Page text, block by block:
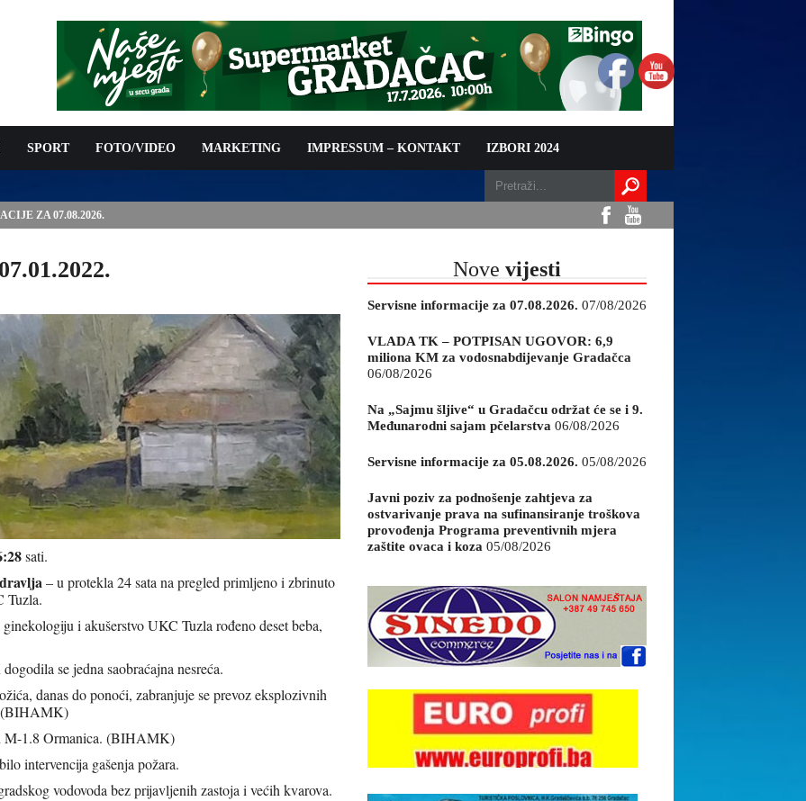
SPORT FOTO/VIDEO MARKETING IMPRESSUM – KONTAKT IZBORI 2024
ZA 07.08.2026.
sati.
– u protekla 24 sata na pregled primljeno i zbrinuto
Tuzla.
i akušerstvo UKC Tuzla rođeno deset beba,
se jedna saobraćajna nesreća.
danas do ponoći, zabranjuje se prevoz eksplozivnih
(BIHAMK)
M-1.8 Ormanica. (BIHAMK)
intervencija gašenja požara.
vodovoda bez prijavljenih zastoja i većih kvarova.
Nove vijesti
Servisne informacije za 07.08.2026. 07/08/2026
VLADA TK – POTPISAN UGOVOR: 6,9
miliona KM za vodosnabdijevanje Gradačca
06/08/2026
Na „Sajmu šljive“ u Gradačcu održat će se i 9.
Međunarodni sajam pčelarstva 06/08/2026
Servisne informacije za 05.08.2026. 05/08/2026
Javni poziv za podnošenje zahtjeva za
ostvarivanje prava na sufinansiranje troškova
provođenja Programa preventivnih mjera
zaštite ovaca i koza 05/08/2026